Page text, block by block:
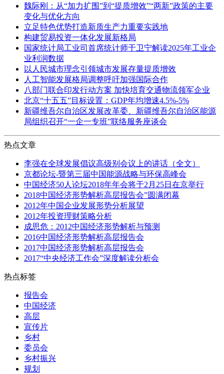
魏际刚：从“加力扩围”到“提质增效”“两新”政策的主要
变化与优化方向
立足特色优势打造新质生产力重要实践地
构建贸易投资一体化发展新格局
国家统计局工业司首席统计师于卫宁解读2025年工业企
业利润数据
以人民城市理念引领城市发展存量提质增效
人工智能发展格局调整呼吁加强国际合作
八部门联合印发行动方案 加快培育交通物流领军企业
北京“十五五”目标设置：GDP年均增速4.5%-5%
新疆维吾尔自治区发展改革委、新疆维吾尔自治区能源
局组织召开“一企一专班”联络服务座谈会
热点文章
李强在全球发展倡议高级别会议上的讲话（全文）
京都论坛-暨第三届中国能源战略与环保高峰会
中国经济50人论坛2018年年会将于2月25日在京举行
2018中国经济形势解析高层报告会”圆满闭幕
2012年中国企业发展形势分析展望
2012年投资理财策略分析
成思危：2012中国经济形势解析与预测
2016中国经济形势解析高层报告会
2017中国经济形势解析高层报告会
2017“中央经济工作会”深度解读分析会
热点标签
报告会
中国经济
高层
宣传片
乡村
委员会
乡村振兴
规划